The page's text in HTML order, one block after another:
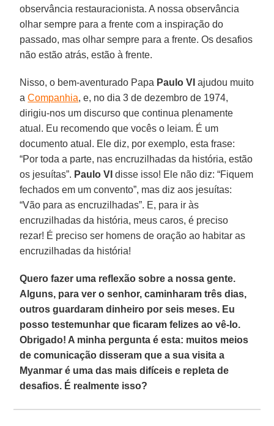
observância restauracionista. A nossa observância
olhar sempre para a frente com a inspiração do
passado, mas olhar sempre para a frente. Os desafios
não estão atrás, estão à frente.
Nisso, o bem-aventurado Papa Paulo VI ajudou muito
aCompanhia, e, no dia 3 de dezembro de 1974,
dirigiu-nos um discurso que continua plenamente
atual. Eu recomendo que vocês o leiam. É um
documento atual. Ele diz, por exemplo, esta frase:
“Por toda a parte, nas encruzilhadas da história, estão
os jesuítas”. Paulo VI disse isso! Ele não diz: “Fiquem
fechados em um convento”, mas diz aos jesuítas:
“Vão para as encruzilhadas”. E, para ir às
encruzilhadas da história, meus caros, é preciso
rezar! É preciso ser homens de oração ao habitar as
encruzilhadas da história!
Quero fazer uma reflexão sobre a nossa gente.
Alguns, para ver o senhor, caminharam três dias,
outros guardaram dinheiro por seis meses. Eu
posso testemunhar que ficaram felizes ao vê-lo.
Obrigado! A minha pergunta é esta: muitos meios
de comunicação disseram que a sua visita a
Myanmar é uma das mais difíceis e repleta de
desafios. É realmente isso?